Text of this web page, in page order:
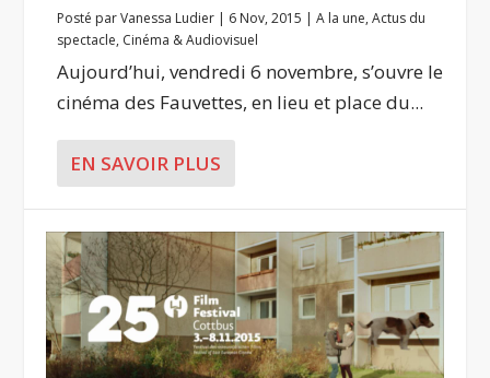
Posté parVanessa Ludier | 6 Nov, 2015 |A la une,Actus du
spectacle, Cinéma & Audiovisuel
Aujourd’hui, vendredi 6 novembre, s’ouvre le
cinéma des Fauvettes, en lieu et place du...
EN SAVOIR PLUS